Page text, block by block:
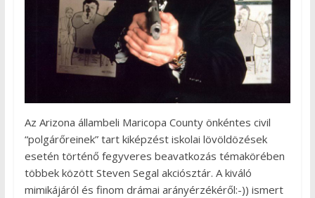
Az Arizona állambeli Maricopa County önkéntes civil
“polgárőreinek” tart kiképzést iskolai lövöldözések
esetén történő fegyveres beavatkozás témakörében
többek között Steven Segal akciósztár. A kiváló
mimikájáról és finom drámai arányérzékéről:-)) ismert